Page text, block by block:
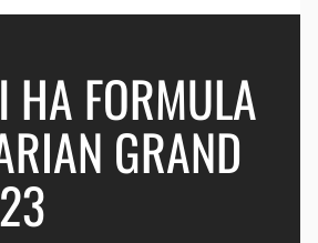
FORMULA
GRAND